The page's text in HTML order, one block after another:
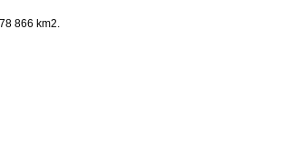
866 km2.